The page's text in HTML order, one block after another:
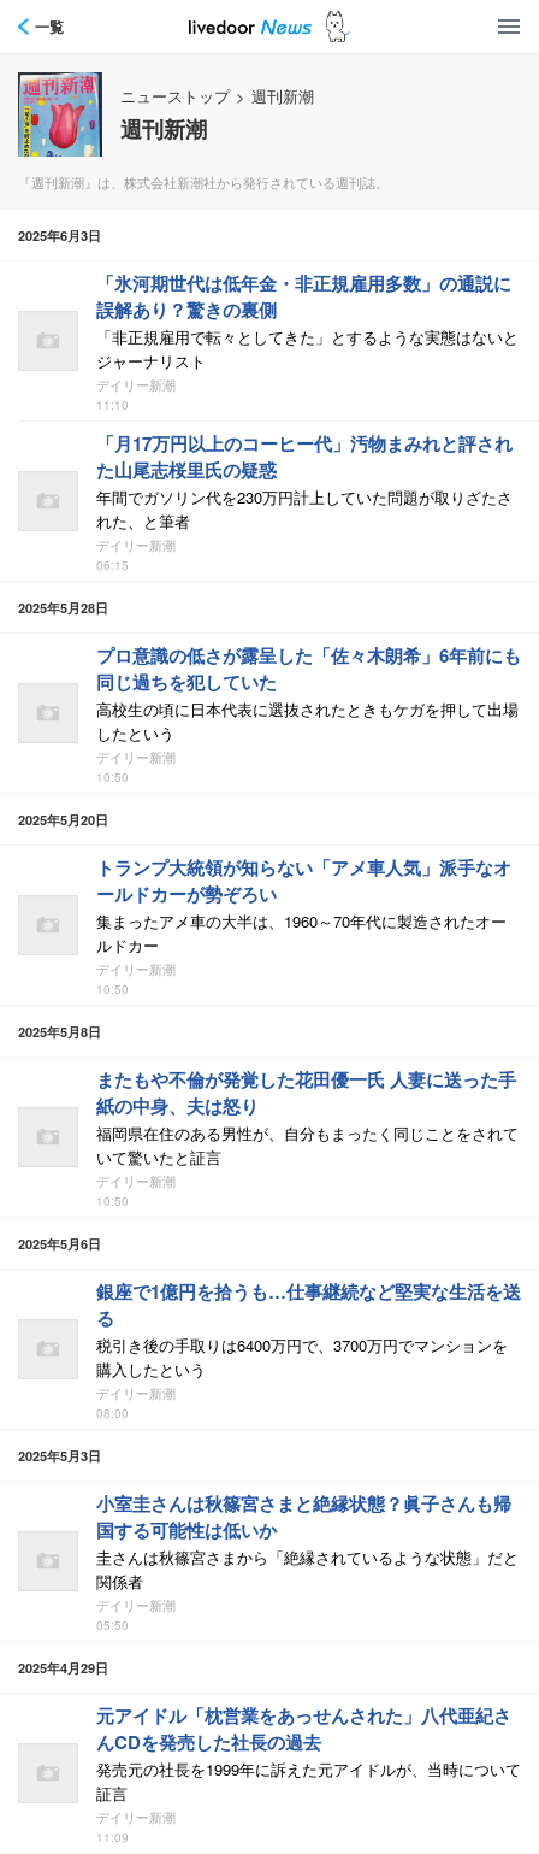
一覧
ニューストップ > 週刊新潮
週刊新潮
『週刊新潮』は、株式会社新潮社から発行されている週刊誌。
2025年6月3日
「氷河期世代は低年金・非正規雇用多数」の通説に
誤解あり？驚きの裏側
「非正規雇用で転々としてきた」とするような実態はないと
ジャーナリスト
デイリー新潮
11:10
「月17万円以上のコーヒー代」汚物まみれと評され
た山尾志桜里氏の疑惑
年間でガソリン代を230万円計上していた問題が取りざたさ
れた、と筆者
デイリー新潮
06:15
2025年5月28日
プロ意識の低さが露呈した「佐々木朗希」6年前にも
同じ過ちを犯していた
高校生の頃に日本代表に選抜されたときもケガを押して出場
したという
デイリー新潮
10:50
2025年5月20日
トランプ大統領が知らない「アメ車人気」派手なオ
ールドカーが勢ぞろい
集まったアメ車の大半は、1960～70年代に製造されたオー
ルドカー
デイリー新潮
10:50
2025年5月8日
またもや不倫が発覚した花田優一氏 人妻に送った手
紙の中身、夫は怒り
福岡県在住のある男性が、自分もまったく同じことをされて
いて驚いたと証言
デイリー新潮
10:50
2025年5月6日
銀座で1億円を拾うも…仕事継続など堅実な生活を送
る
税引き後の手取りは6400万円で、3700万円でマンションを
購入したという
デイリー新潮
08:00
2025年5月3日
小室圭さんは秋篠宮さまと絶縁状態？眞子さんも帰
国する可能性は低いか
圭さんは秋篠宮さまから「絶縁されているような状態」だと
関係者
デイリー新潮
05:50
2025年4月29日
元アイドル「枕営業をあっせんされた」八代亜紀さ
んCDを発売した社長の過去
発売元の社長を1999年に訴えた元アイドルが、当時について
証言
デイリー新潮
11:09